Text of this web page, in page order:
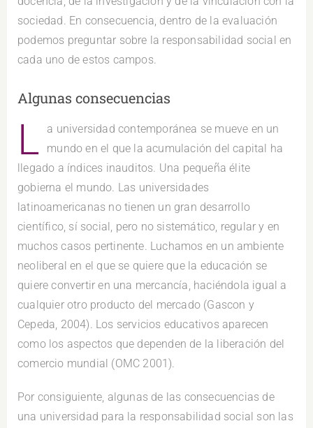
sociedad. En consecuencia, dentro de la evaluación
podemos preguntar sobre la responsabilidad social en
cada uno de estos campos.
Algunas consecuencias
L
a universidad contemporánea se mueve en un
mundo en el que la acumulación del capital ha
llegado a índices inauditos. Una pequeña élite
gobierna el mundo. Las universidades
latinoamericanas no tienen un gran desarrollo
científico, sí social, pero no sistemático, regular y en
muchos casos pertinente. Luchamos en un ambiente
neoliberal en el que se quiere que la educación se
quiere convertir en una mercancía, haciéndola igual a
cualquier otro producto del mercado (Gascon y
Cepeda, 2004). Los servicios educativos aparecen
como los aspectos que dependen de la liberación del
comercio mundial (OMC 2001).
Por consiguiente, algunas de las consecuencias de
una universidad para la responsabilidad social son las